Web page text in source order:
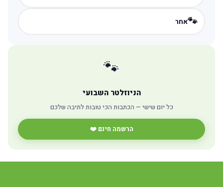
🐾אחר
🐾
הניוזלטר השבועי
כל יום שישי — הכתבות הכי טובות לתיבה שלכם
הרשמה חינם ❤️